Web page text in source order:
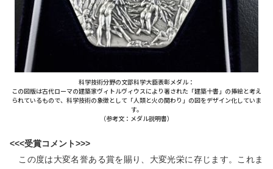
科学技術分野の文部科学大臣表彰メダル：
この図版は古代ローマの建築家ヴィトルヴィウスにより著された「建築十書」の挿絵と考え
られているもので、科学技術の象徴として「人類と火の関わり」の図をデザイン化していま
す。
（参考文：メダル説明書）
<<<受賞コメント>>>
この度は大変名誉ある賞を賜り、大変光栄に存じます。これま